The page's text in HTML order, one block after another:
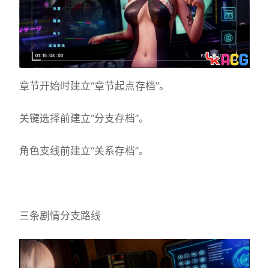
章节开始时建立“章节起点存档”。
关键选择前建立“分支存档”。
角色支线前建立“关系存档”。
三条剧情分支路线